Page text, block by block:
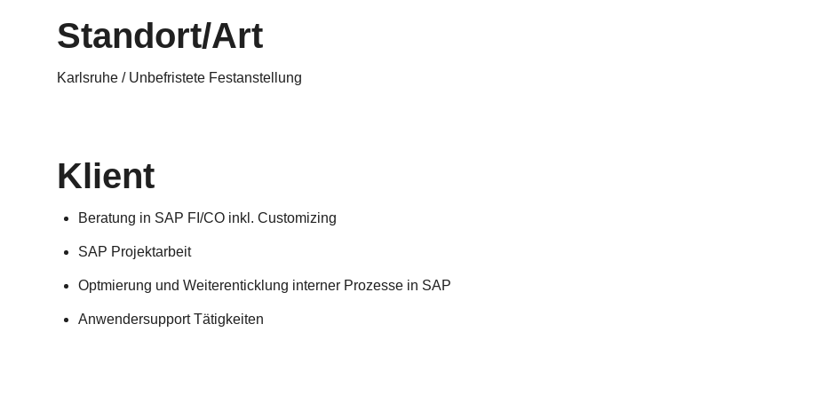
Standort/Art
Karlsruhe / Unbefristete Festanstellung
Klient
Beratung in SAP FI/CO inkl. Customizing
SAP Projektarbeit
Optmierung und Weiterenticklung interner Prozesse in SAP
Anwendersupport Tätigkeiten